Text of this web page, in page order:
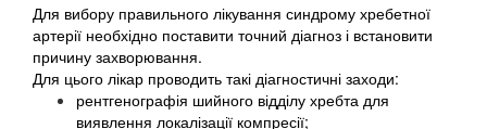
Для вибору правильного лікування синдрому хребетної
артерії необхідно поставити точний діагноз і встановити
причину захворювання.
Для цього лікар проводить такі діагностичні заходи:
рентгенографія шийного відділу хребта для
виявлення локалізації компресії;